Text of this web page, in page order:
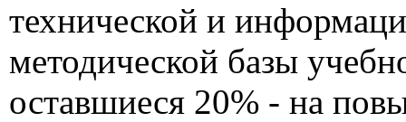
технической и
методической базы
оставшиеся 20% - на